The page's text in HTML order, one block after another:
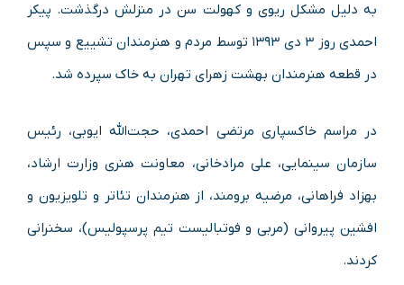
به دلیل مشکل ریوی و کهولت سن در منزلش درگذشت. پیکر
احمدی روز ۳ دی ۱۳۹۳ توسط مردم و هنرمندان تشییع و سپس
در قطعه هنرمندان بهشت زهرای تهران به خاک سپرده شد.
در مراسم خاکسپاری مرتضی احمدی، حجت‌الله ایوبی، رئیس
سازمان سینمایی، علی مرادخانی، معاونت هنری وزارت ارشاد،
بهزاد فراهانی، مرضیه برومند، از هنرمندان تئاتر و تلویزیون و
افشین پیروانی (مربی و فوتبالیست تیم پرسپولیس)، سخنرانی
کردند.